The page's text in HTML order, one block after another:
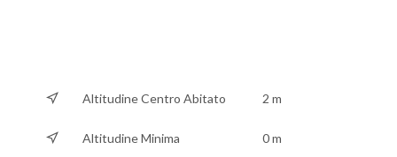
Altitudine Centro Abitato 2 m
Altitudine Minima 0 m